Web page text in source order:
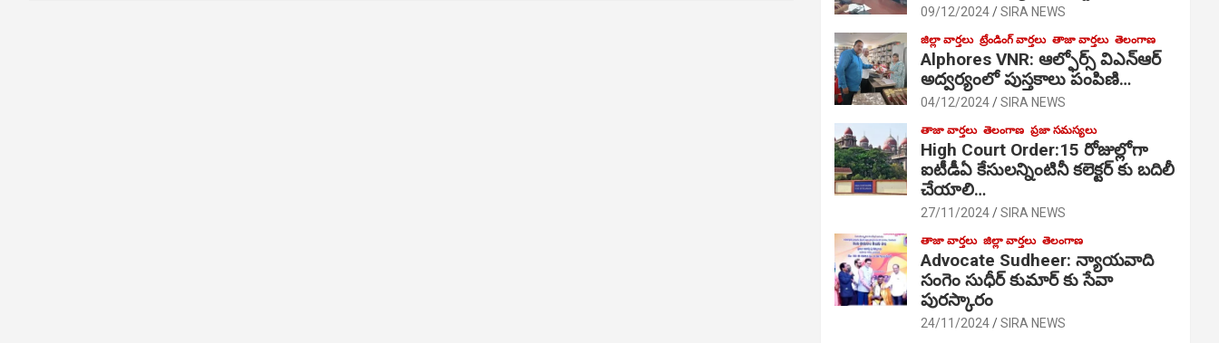
09/12/2024 SIRA NEWS
జిల్లా వార్తలు ట్రేండింగ్ వార్తలు తాజా వార్తలు తెలంగాణ
Alphores VNR: ఆల్ఫోర్స్ విఎన్ఆర్
అద్వర్యంలో పుస్తకాలు పంపిణి…
04/12/2024 SIRA NEWS
తాజా వార్తలు తెలంగాణ ప్రజా సమస్యలు
High Court Order:15 రోజుల్లోగా
ఐటీడీఏ కేసులన్నింటినీ కలెక్టర్ కు బదిలీ
చేయాలి…
27/11/2024 SIRA NEWS
తాజా వార్తలు జిల్లా వార్తలు తెలంగాణ
Advocate Sudheer: న్యాయవాది
సంగెం సుధీర్ కుమార్ కు సేవా
పురస్కారం
24/11/2024 SIRA NEWS